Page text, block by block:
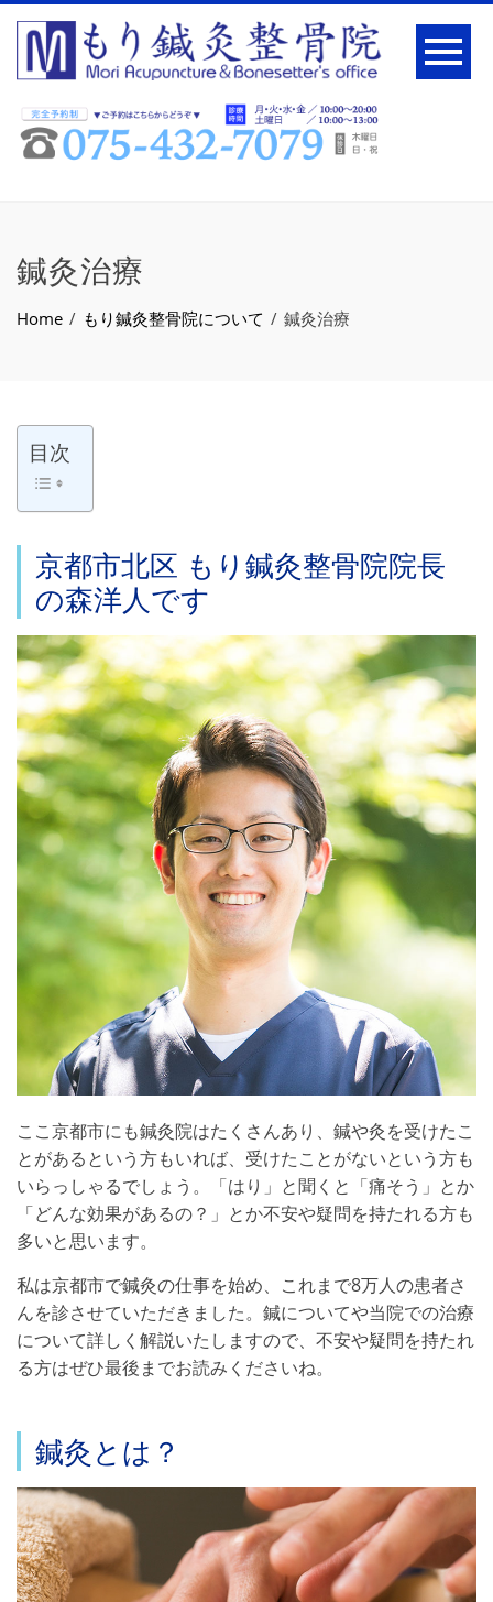
鍼灸治療
Home もり鍼灸整骨院について 鍼灸治療
目次
京都市北区 もり鍼灸整骨院院長
の森洋人です
ここ京都市にも鍼灸院はたくさんあり、鍼や灸を受けたこ
とがあるという方もいれば、受けたことがないという方も
いらっしゃるでしょう。「はり」と聞くと「痛そう」とか
「どんな効果があるの？」とか不安や疑問を持たれる方も
多いと思います。
私は京都市で鍼灸の仕事を始め、これまで8万人の患者さ
んを診させていただきました。鍼についてや当院での治療
について詳しく解説いたしますので、不安や疑問を持たれ
る方はぜひ最後までお読みくださいね。
鍼灸とは？